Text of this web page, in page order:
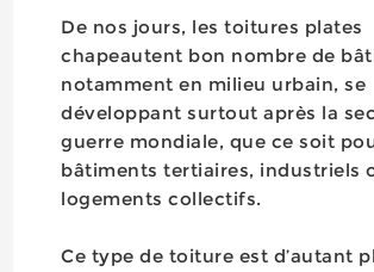
De nos jours, les toitures plates
chapeautent bon nombre de
notamment en milieu urbain, se
développant surtout après la
guerre mondiale, que ce soit
bâtiments tertiaires, industriels
logements collectifs.
Ce type de toiture est d’autant